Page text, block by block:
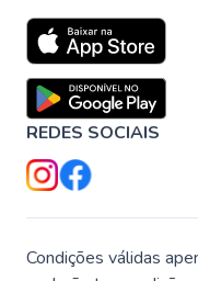
REDES SOCIAIS
Condições válidas